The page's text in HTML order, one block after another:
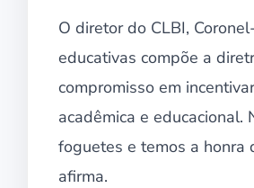
O diretor do CLBI,
educativas compõe a
compromisso em
acadêmica e
foguetes e temos a honra
afirma.